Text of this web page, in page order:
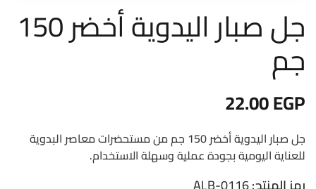
جل صبار اليدوية أخضر 150
جم
22.00EGP
جل صبار اليدوية أخضر 150 جم من مستحضرات معاصر البدوية
للعناية اليومية بجودة عملية وسهلة الاستخدام.